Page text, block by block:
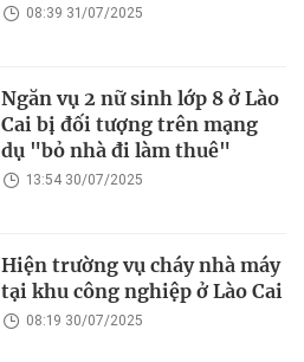
08:39 31/07/2025
Ngăn vụ 2 nữ sinh lớp 8 ở Lào
Cai bị đối tượng trên mạng
dụ "bỏ nhà đi làm thuê"
13:54 30/07/2025
Hiện trường vụ cháy nhà máy
tại khu công nghiệp ở Lào Cai
08:19 30/07/2025